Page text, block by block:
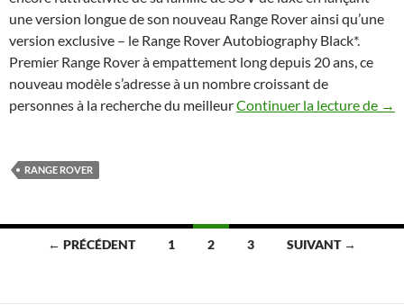
une version longue de son nouveau Range Rover ainsi qu’une
version exclusive – le Range Rover Autobiography Black*.
Premier Range Rover à empattement long depuis 20 ans, ce
nouveau modèle s’adresse à un nombre croissant de
personnes à la recherche du meilleurContinuer la lecture de →
RANGE ROVER
Navigation
← PRÉCÉDENT 1 2 3 SUIVANT →